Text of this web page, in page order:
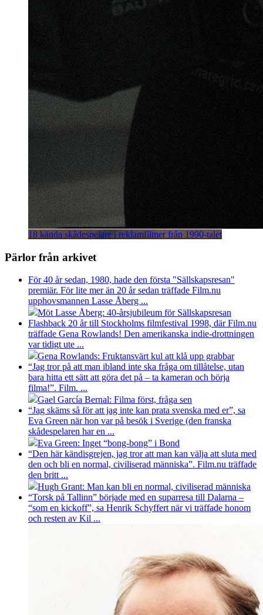
18 kända skådespelare i reklamfilmer från 1990-talet
Pärlor från arkivet
För 40 år sedan, 1980, hade den första "Sällskapsresan"
premiär. För lite mer än 20 år sedan träffade Film.nu
upphovsmannen Lasse Åberg ...
Möt Lasse Åberg: 40-årsjubileum för Sällskapsresan
Flashback 20 år till Stockholms filmfestival 1998, där Film.nu
träffade Gena Rowlands! Den amerikanska indie-drottningen
var tidigt ute ...
Gena Rowlands: Fruktansvärt kul att klå upp grabbar
“Jag tror på att man ibland inte ska fråga om tillåtelse, utan
bara hitta ett sätt att göra det på – ta kameran och börja
filma!”. Film. ...
Gael García Bernal: Filma först, fråga sen
“Jag skäms så för att jag inte kan prata svenska med er”, sa
Eva Green när hon var på besök i Sverige (den franska
skådespelaren har en ...
Eva Green: Inget “bong-bong” i Bond
“Den här kändisgrejen, jag tror att man kan välja att sluta med
den och bli en normal, civiliserad människa”. Film.nu träffade
den britt ...
Hugh Grant: Man kan bli en normal, civiliserad människa
“Torsk på Tallinn” började med en suparresa till Dalarna –
“som en kickoff”, sa Henrik Schyffert när vi träffade honom
och resten av Kil ...